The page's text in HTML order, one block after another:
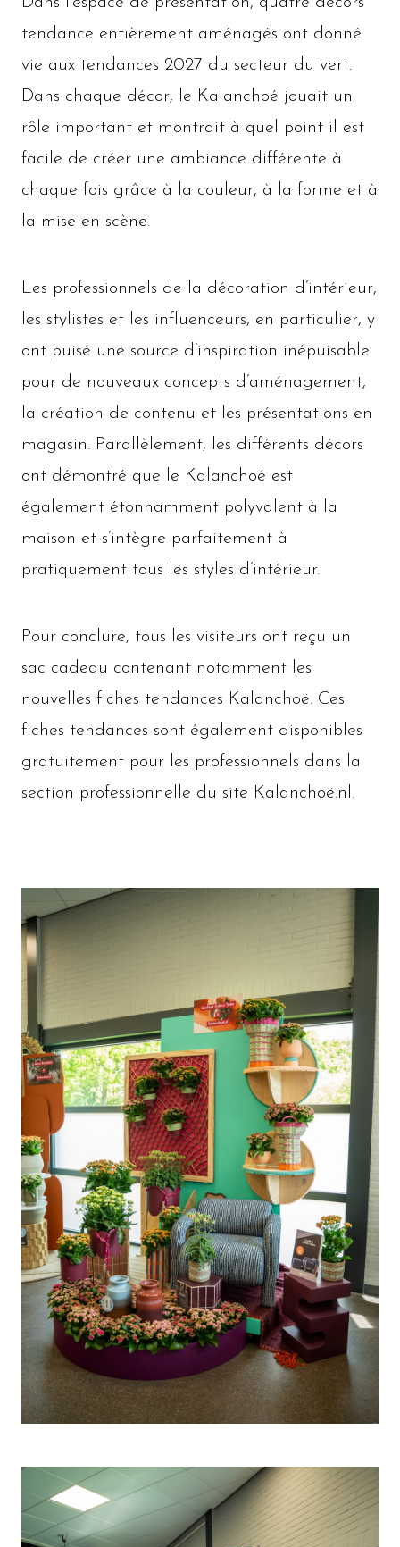
tendance entièrement aménagés ont donné
vie aux tendances 2027 du secteur du vert.
Dans chaque décor, le Kalanchoé jouait un
rôle important et montrait à quel point il est
facile de créer une ambiance différente à
chaque fois grâce à la couleur, à la forme et à
la mise en scène.
Les professionnels de la décoration d’intérieur,
les stylistes et les influenceurs, en particulier, y
ont puisé une source d’inspiration inépuisable
pour de nouveaux concepts d’aménagement,
la création de contenu et les présentations en
magasin. Parallèlement, les différents décors
ont démontré que le Kalanchoé est
également étonnamment polyvalent à la
maison et s’intègre parfaitement à
pratiquement tous les styles d’intérieur.
Pour conclure, tous les visiteurs ont reçu un
sac cadeau contenant notamment les
nouvelles fiches tendances Kalanchoë. Ces
fiches tendances sont également disponibles
gratuitement pour les professionnels dans la
section professionnelle du site Kalanchoë.nl.